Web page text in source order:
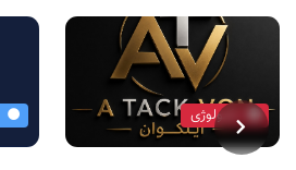
تکنولوژی